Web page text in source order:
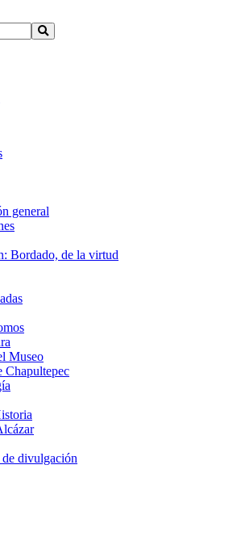
general
Bordado, de la virtud
Museo
Chapultepec
divulgación